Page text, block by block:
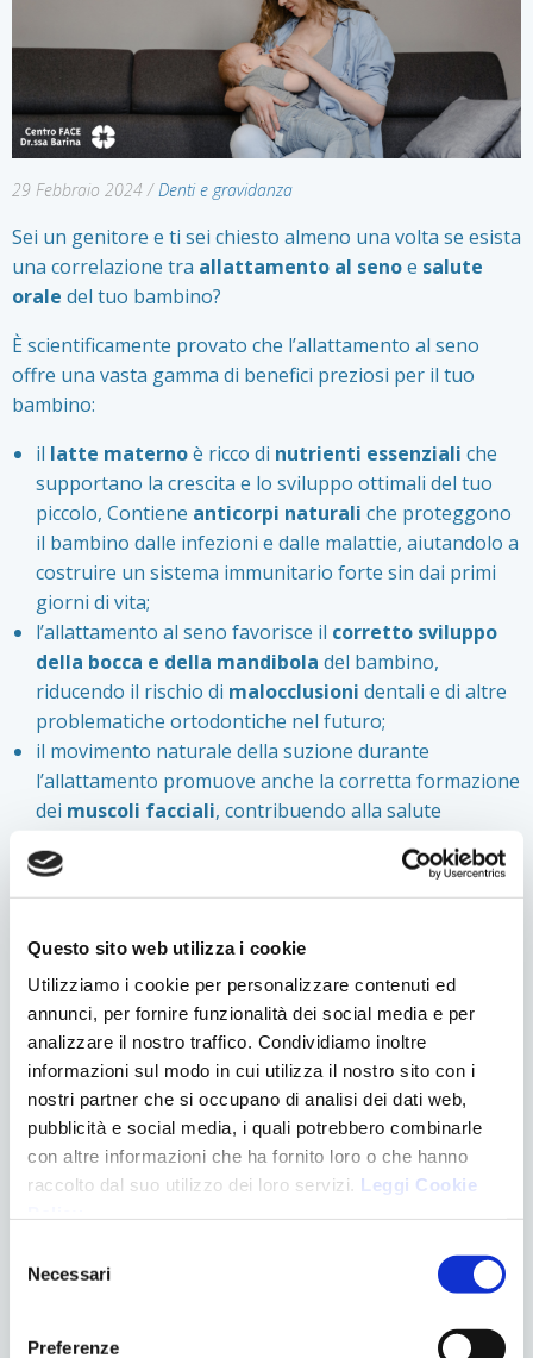
Questo sito web utilizza i cookie
Utilizziamo i cookie per personalizzare contenuti ed
annunci, per fornire funzionalità dei social media e per
analizzare il nostro traffico. Condividiamo inoltre
informazioni sul modo in cui utilizza il nostro sito con i
nostri partner che si occupano di analisi dei dati web,
pubblicità e social media, i quali potrebbero combinarle
con altre informazioni che ha fornito loro o che hanno
raccolto dal suo utilizzo dei loro servizi. Leggi Cookie
delNecessari
Preferenze
29 Febbraio 2024/Denti e gravidanza
Sei un genitore e ti sei chiesto almeno una volta se esista
una correlazione tra allattamento al senoe salute
orale del tuo bambino?
È scientificamente provato che l’allattamento al seno
offre una vasta gamma di benefici preziosi per il tuo
bambino:
il latte maternoè ricco di nutrienti essenziali che
supportano la crescita e lo sviluppo ottimali del tuo
piccolo, Contiene anticorpi naturali che proteggono
il bambino dalle infezioni e dalle malattie, aiutandolo a
costruire un sistema immunitario forte sin dai primi
giorni di vita;
l’allattamento al seno favorisce il corretto sviluppo
della bocca e della mandibola del bambino,
riducendo il rischio di malocclusioni dentali e di altre
problematiche ortodontiche nel futuro;
il movimento naturale della suzione durante
l’allattamento promuove anche la corretta formazione
dei muscoli facciali, contribuendo alla salute
l’allattamento al seno è anche legato a un minor
rischio dicarie dentalirispetto all’uso di biberon,
denti anteriori del bambino durante l’allattamento al
seno.
In ogni caso, sia che l’allattamento avvenga al seno o con
biberon, è fondamentale pulire la bocca del neonato
dopo ogni poppata: anche se non ci sono ancora dentini,
utilizza una garza in tessuto morbido o dei morbidi
guanti in microfibra bagnati con acqua per pulire
gengive e lingua del tuo bambino.
questo articolo
Nascere e Crescere in Salute: la salute orale,